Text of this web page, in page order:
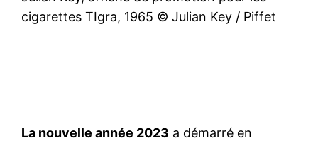
cigarettes TIgra, 1965 © Julian Key / Piffet
La nouvelle année 2023 a démarré en